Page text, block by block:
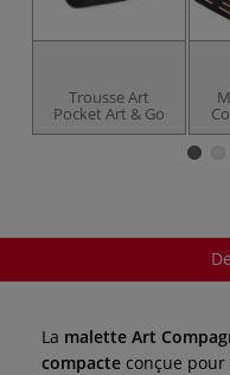
Trousse Art
Pocket Art & Go
La malette Art
compacte conçue